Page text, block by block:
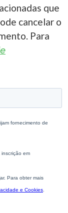
que
cancelar o
Para